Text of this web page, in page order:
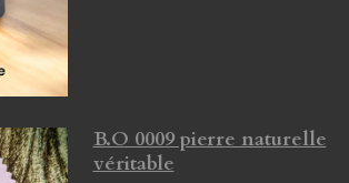
B.O 0009 pierre naturelle
véritable